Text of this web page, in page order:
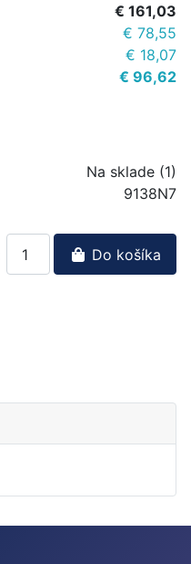
€ 161,03
€ 78,55
€ 18,07
€ 96,62
Na sklade (1)
9138N7
Do košíka